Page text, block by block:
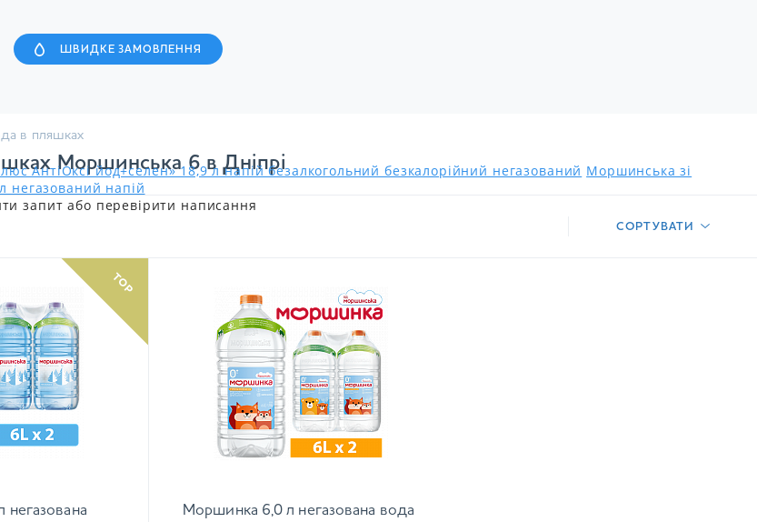
ШВИДКЕ ЗАМОВЛЕННЯ
АнтіОксі йод+селен» 18,9 л напій безалкогольний безкалорійний негазований Моршинська зі
негазований напій
запит або перевірити написання
в пляшках
Моршинська 6 в Дніпрі
СОРТУВАТИ
TOP
Моршинка 6,0 л негазована вода